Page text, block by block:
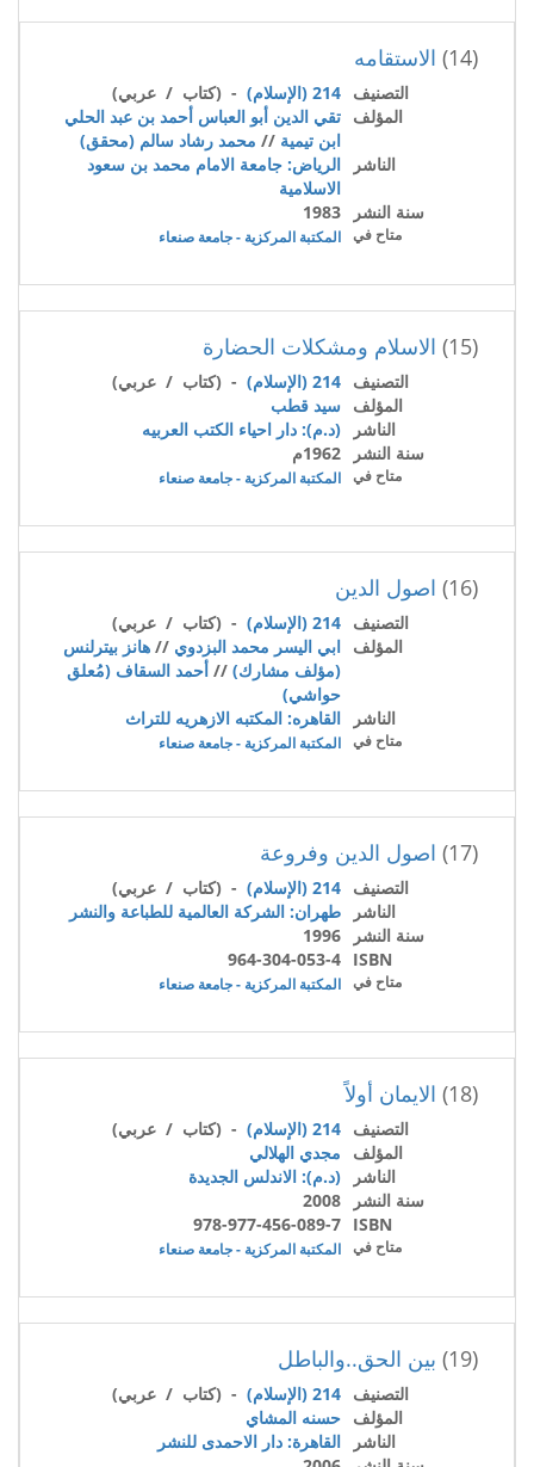
(14) الاستقامه
التصنيف 214 (الإسلام)
- (كتاب / عربي)
المؤلف تقي الدين أبو العباس أحمد بن عبد الحلي
ابن تيمية // محمد رشاد سالم (محقق)
الناشر
الرياض: جامعة الامام محمد بن سعود
الاسلامية
سنة النشر
1983
متاح في المكتبة المركزية - جامعة صنعاء
(15) الاسلام ومشكلات الحضارة
التصنيف 214 (الإسلام)
- (كتاب / عربي)
المؤلف سيد قطب
الناشر
(د.م): دار احياء الكتب العربيه
سنة النشر
1962م
متاح في المكتبة المركزية - جامعة صنعاء
(16) اصول الدين
التصنيف 214 (الإسلام)
- (كتاب / عربي)
المؤلف ابي اليسر محمد البزدوي // هانز بيترلنس
(مؤلف مشارك) // أحمد السقاف (مُعلق
حواشي)
الناشر
القاهره: المكتبه الازهريه للتراث
متاح في المكتبة المركزية - جامعة صنعاء
(17) اصول الدين وفروعة
التصنيف 214 (الإسلام)
- (كتاب / عربي)
الناشر
طهران: الشركة العالمية للطباعة والنشر
سنة النشر
1996
ISBN
964-304-053-4
متاح في المكتبة المركزية - جامعة صنعاء
(18) الايمان أولاً
التصنيف 214 (الإسلام)
- (كتاب / عربي)
المؤلف
مجدي الهلالي
الناشر
(د.م): الاندلس الجديدة
سنة النشر
2008
ISBN
978-977-456-089-7
متاح في المكتبة المركزية - جامعة صنعاء
(19) بين الحق..والباطل
التصنيف 214 (الإسلام)
- (كتاب / عربي)
المؤلف حسنه المشاي
الناشر
القاهرة: دار الاحمدى للنشر